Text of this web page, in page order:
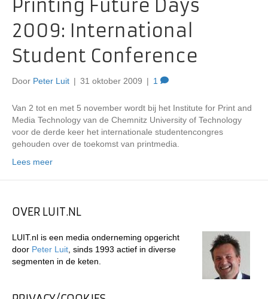
Printing Future Days
2009: International
Student Conference
Door Peter Luit | 31 oktober 2009 | 1
Van 2 tot en met 5 november wordt bij het Institute for Print and
Media Technology van de Chemnitz University of Technology
voor de derde keer het internationale studentencongres
gehouden over de toekomst van printmedia.
Lees meer
OVER LUIT.NL
LUIT.nl is een media onderneming opgericht
door Peter Luit , sinds 1993 actief in diverse
segmenten in de keten.